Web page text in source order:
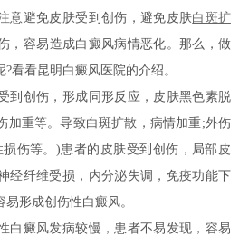
意避免皮肤受到创伤，避免皮肤白斑扩
，容易造成白癜风病情恶化。那么，做
看看昆明白癜风医院的介绍。
创伤，形成同形反应，皮肤黑色素脱
加重等。导致白斑扩散，病情加重;外伤
伤等。)患者的皮肤受到创伤，局部皮
经纤维受损，内分泌失调，免疫功能下
形成创伤性白癜风。
癜风发病较慢，患者不易发现，容易